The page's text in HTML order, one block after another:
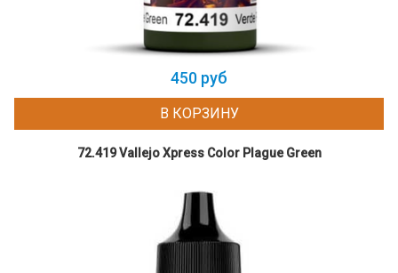
450 руб
В КОРЗИНУ
72.419 Vallejo Xpress Color Plague Green